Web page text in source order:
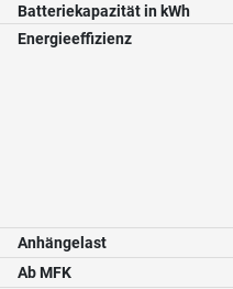
Batteriekapazität in kWh
Energieeffizienz
Anhängelast
Ab MFK